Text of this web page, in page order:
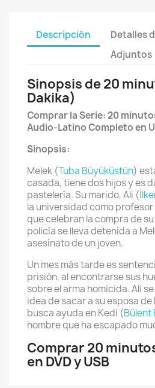
Descripción
Detalles
Adjuntos
Sinopsis de 20
Dakika)
Comprar la Serie: 20
Audio-Latino Completo en
Sinopsis:
Melek (Tuba Büyüküstün)
casada, tiene dos hijos y es
pastelería. Su marido, Ali (
la universidad como profesor
que celebran la compra de
policía se lleva detenida a
asesinato de un joven.
Un mes más tarde es
prisión, al encontrarse sus
sobre el arma homicida. Ali
idea de sacar a su esposa
busca ayuda en Kedi (Bülent
hombre que ha escapado
Comprar 20
en DVD y USB